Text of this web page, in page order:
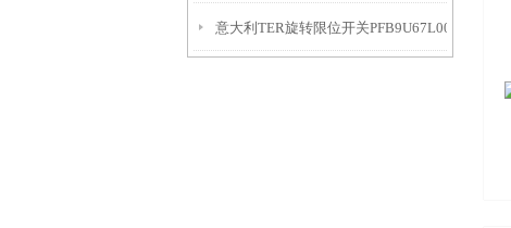
意大利TER旋转限位开关PFB9U67L0016005介绍